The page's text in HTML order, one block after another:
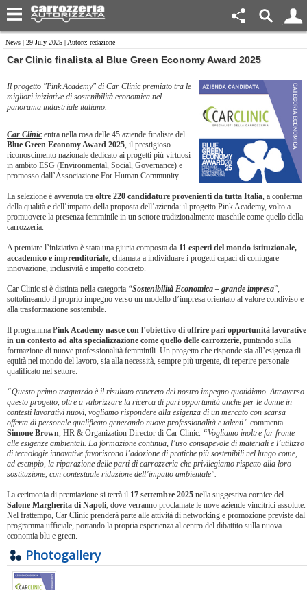
News | 29 July 2025 | Autore: redazione
​Car Clinic finalista al Blue Green Economy Award 2025
Il progetto "Pink Academy" di Car Clinic premiato tra le
migliori iniziative di sostenibilità economica nel
panorama industriale italiano.
Car Clinic entra nella rosa delle 45 aziende finaliste del
Blue Green Economy Award 2025, il prestigioso
riconoscimento nazionale dedicato ai progetti più virtuosi
in ambito ESG (Environmental, Social, Governance) e
promosso dall’Associazione For Human Community.
La selezione è avvenuta tra oltre 220 candidature provenienti da tutta Italia, a conferma
della qualità e dell’impatto della proposta dell’azienda: il progetto Pink Academy, volto a
promuovere la presenza femminile in un settore tradizionalmente maschile come quello della
carrozzeria.
A premiare l’iniziativa è stata una giuria composta da 11 esperti del mondo istituzionale,
accademico e imprenditoriale, chiamata a individuare i progetti capaci di coniugare
innovazione, inclusività e impatto concreto.
Car Clinic si è distinta nella categoria “Sostenibilità Economica – grande impresa”,
sottolineando il proprio impegno verso un modello d’impresa orientato al valore condiviso e
alla trasformazione sostenibile.
Il programma Pink Academy nasce con l’obiettivo di offrire pari opportunità lavorative
in un contesto ad alta specializzazione come quello delle carrozzerie, puntando sulla
formazione di nuove professionalità femminili. Un progetto che risponde sia all’esigenza di
equità nel mondo del lavoro, sia alla necessità, sempre più urgente, di reperire personale
qualificato nel settore.
“Questo primo traguardo è il risultato concreto del nostro impegno quotidiano. Attraverso
questo progetto, oltre a valorizzare la ricerca di pari opportunità anche per le donne in
contesti lavorativi nuovi, vogliamo rispondere alla esigenza di un mercato con scarsa
offerta di personale qualificato generando nuove professionalità e talenti” commenta
Simone Brown, HR & Organization Director di Car Clinic. “Vogliamo inoltre far fronte
alle esigenze ambientali. La formazione continua, l’uso consapevole di materiali e l’utilizzo
di tecnologie innovative favoriscono l’adozione di pratiche più sostenibili nel lungo come,
ad esempio, la riparazione delle parti di carrozzeria che privilegiamo rispetto alla loro
sostituzione, con contestuale riduzione dell’impatto ambientale".
La cerimonia di premiazione si terrà il 17 settembre 2025 nella suggestiva cornice del
Salone Margherita di Napoli, dove verranno proclamate le nove aziende vincitrici assolute.
Nel frattempo, Car Clinic prenderà parte alle attività di networking e promozione previste dal
programma ufficiale, portando la propria esperienza al centro del dibattito sulla nuova
economia blu e green.
Photogallery